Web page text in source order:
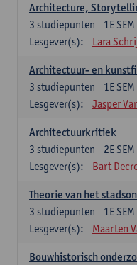
Architecture,
1E SEM
3 studiepunten
Lesgever(s):
Lara
Architectuur- en
1E SEM
3 studiepunten
Lesgever(s):
Jasper
Architectuurkritiek
2E SEM
3 studiepunten
Lesgever(s):
Bart
Theorie van het
1E SEM
3 studiepunten
Lesgever(s):
Maarten
Bouwhistorisch